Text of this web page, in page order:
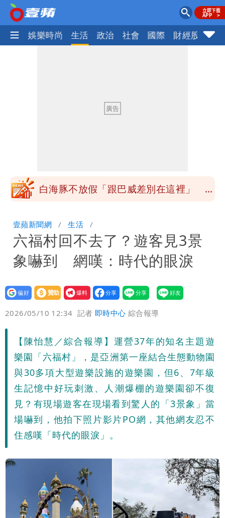
熱門 娛樂時尚 生活 政治 社會 國際 財經股市
公布收入比拍戲賺更多
清大校長高為元道歉！赴美求職認了「我
知道颱風假要有依據
白海豚不放假「跟巴威差別在這裡」 蔣
公布收入比拍戲賺更多
清大校長高為元道歉！赴美求職認了「我
對文化差異理解不足」
壹蘋新聞網 生活
六福村回不去了？遊客見3景
象嚇到 網嘆：時代的眼淚
設為
贊助
我要
爆料
2026/05/10 12:34 記者 即時中心 綜合報導
【陳怡慧／綜合報導】運營37年的知名主題遊
樂園「六福村」，是亞洲第一座結合生態動物園
與30多項大型遊樂設施的遊樂園，但6、7年級
生記憶中好玩刺激、人潮爆棚的遊樂園卻不復
見？有現場遊客在現場看到驚人的「3景象」當
場嚇到，他拍下照片影片PO網，其他網友忍不
住感嘆「時代的眼淚」。